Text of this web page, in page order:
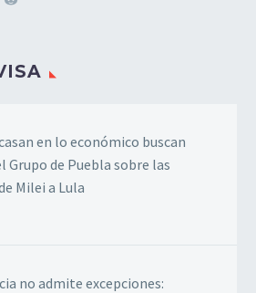
en lo económico buscan
Grupo de Puebla sobre las
Milei a Lula
no admite excepciones: